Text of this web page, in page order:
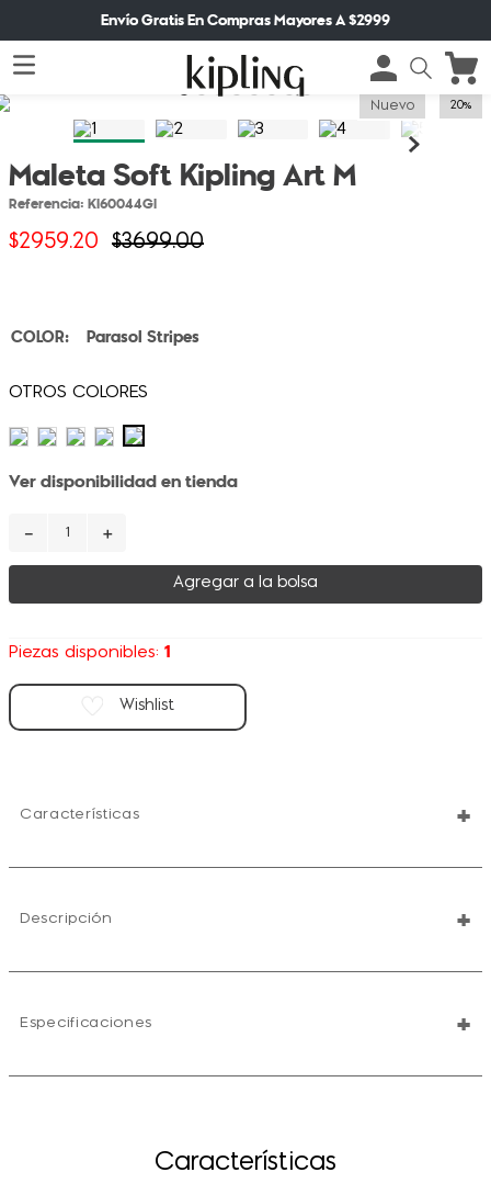
Envío Gratis En Compras Mayores A $2999
Nuevo 20%
Maleta Soft Kipling Art M
Referencia: KI60044GI
$2959.20 $3699.00
Parasol Stripes
Ver disponibilidad en tienda
＋
－
Agregar a la bolsa
Piezas disponibles: 1
Características +
Descripción +
Especificaciones +
Características